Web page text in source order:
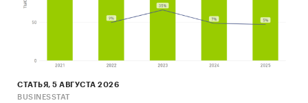
СТАТЬЯ, 5 АВГУСТА 2026
BUSINESSTAT